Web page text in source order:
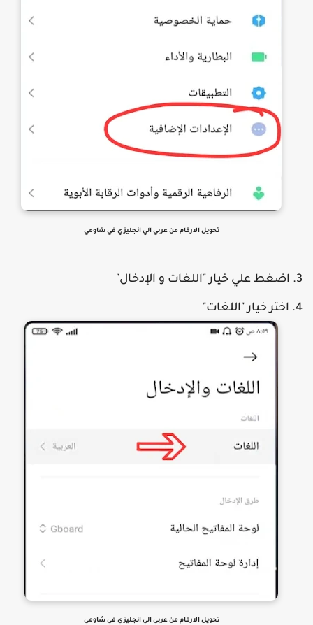
تحويل الارقام من عربي الي انجليزي في شاومي
اضغط علي خيار "اللغات و الإدخال"
اختر خيار "اللغات"
تحويل الارقام من عربي الي انجليزي في شاومي